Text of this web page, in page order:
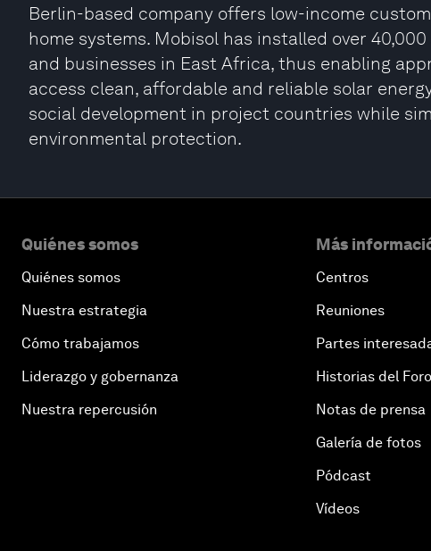
Berlin-based company offers low-income
home systems. Mobisol has installed over
and businesses in East Africa, thus enabling
access clean, affordable and reliable solar
social development in project countries while
environmental protection.
Quiénes somos
Quiénes somos
Nuestra estrategia
Cómo trabajamos
Liderazgo y gobernanza
Nuestra repercusión
Más
Centros
Reuniones
Partes
Historias del Foro
Notas de prensa
Galería de fotos
Pódcast
Vídeos